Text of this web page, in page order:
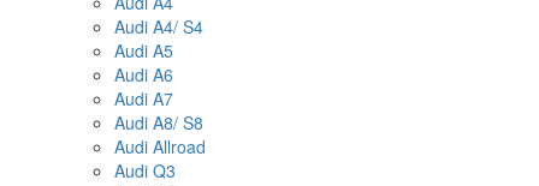
Audi A4/ S4
Audi A5
Audi A6
Audi A7
Audi A8/ S8
Audi Allroad
Audi Q3